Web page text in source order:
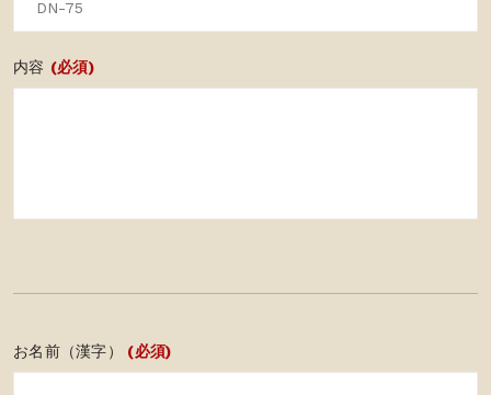
内容 (必須)
お名前（漢字） (必須)